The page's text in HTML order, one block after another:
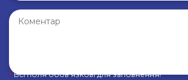
*Всі поля обов’язкові для заповнення!